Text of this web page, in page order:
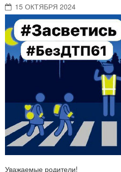
15 ОКТЯБРЯ 2024
Уважаемые родители!